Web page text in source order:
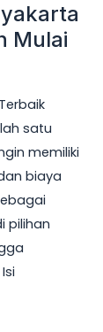
Mulai
satu
memiliki
biaya
pilihan